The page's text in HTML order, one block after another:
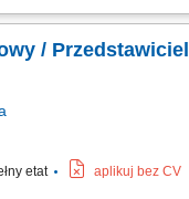
klientami,
/
etat aplikuj bez CV